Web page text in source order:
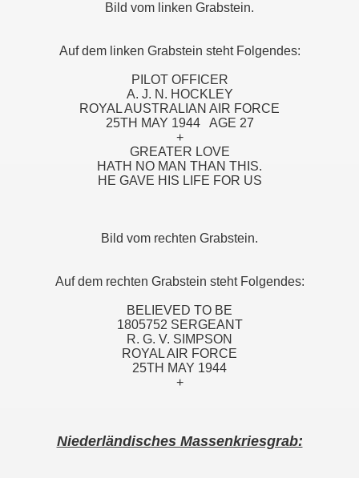
Bild vom linken Grabstein.
Auf dem linken Grabstein steht Folgendes:
PILOT OFFICER
A. J. N. HOCKLEY
ROYAL AUSTRALIAN AIR FORCE
25TH MAY 1944 AGE 27
+
GREATER LOVE
HATH NO MAN THAN THIS.
HE GAVE HIS LIFE FOR US
Bild vom rechten Grabstein.
Auf dem rechten Grabstein steht Folgendes:
BELIEVED TO BE
1805752 SERGEANT
R. G. V. SIMPSON
ROYAL AIR FORCE
25TH MAY 1944
+
Niederländisches Massenkriesgrab: